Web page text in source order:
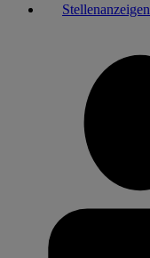
Stellenanzeigen